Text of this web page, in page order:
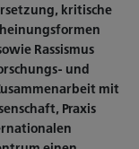
kritische
Rassismus
und
mit
Praxis